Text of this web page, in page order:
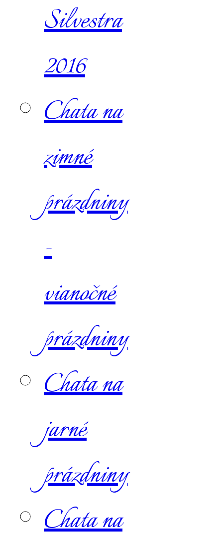
Silvestra
2016
Chata na
zimné
prázdniny
-
vianočné
prázdniny
Chata na
jarné
prázdniny
Chata na